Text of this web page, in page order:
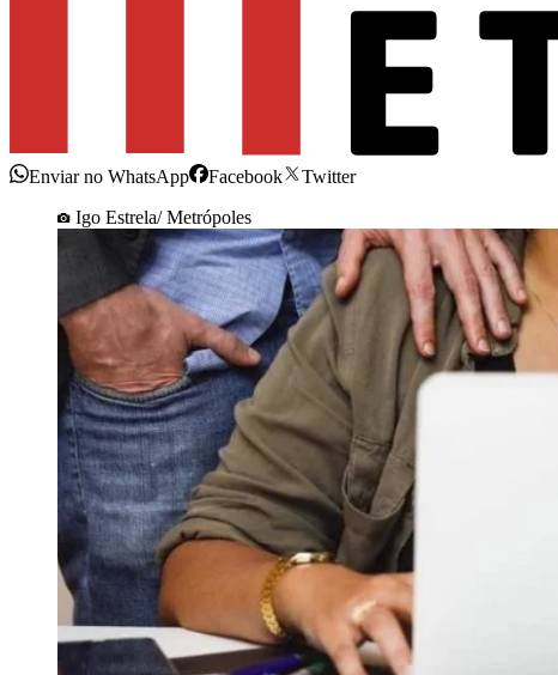
Enviar no WhatsApp Facebook
Twitter
Igo Estrela/ Metrópoles